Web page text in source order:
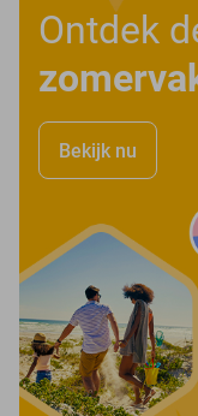
Ontdek
Bekijk nu